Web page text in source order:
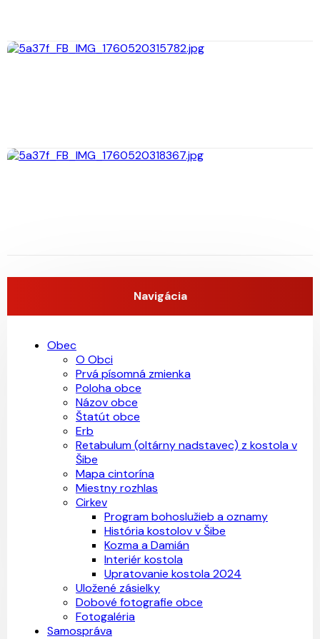
Navigácia
Obec
O Obci
Prvá písomná zmienka
Poloha obce
Názov obce
Štatút obce
Erb
Retabulum (oltárny nadstavec) z kostola v
Šibe
Mapa cintorína
Miestny rozhlas
Cirkev
Program bohoslužieb a oznamy
História kostolov v Šibe
Kozma a Damián
Interiér kostola
Upratovanie kostola 2024
Uložené zásielky
Dobové fotografie obce
Fotogaléria
Samospráva